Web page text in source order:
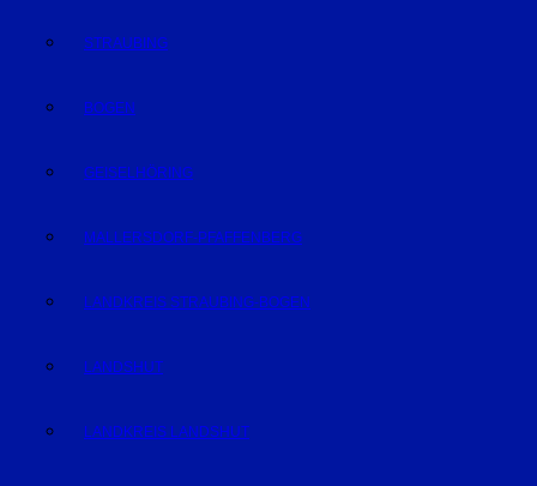
STRAUBING
BOGEN
GEISELHÖRING
MALLERSDORF-PFAFFENBERG
LANDKREIS STRAUBING-BOGEN
LANDSHUT
LANDKREIS LANDSHUT